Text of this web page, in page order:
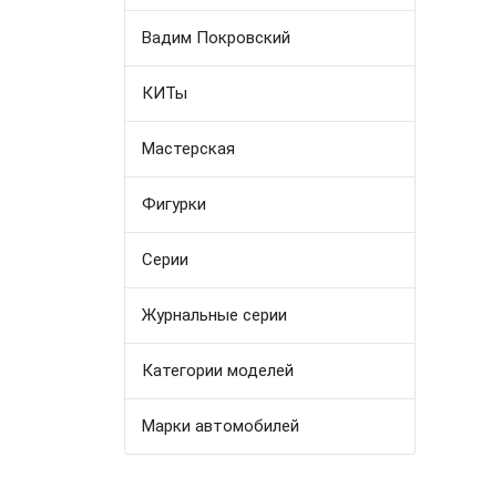
Вадим Покровский
КИТы
Мастерская
Фигурки
Серии
Журнальные серии
Категории моделей
Марки автомобилей